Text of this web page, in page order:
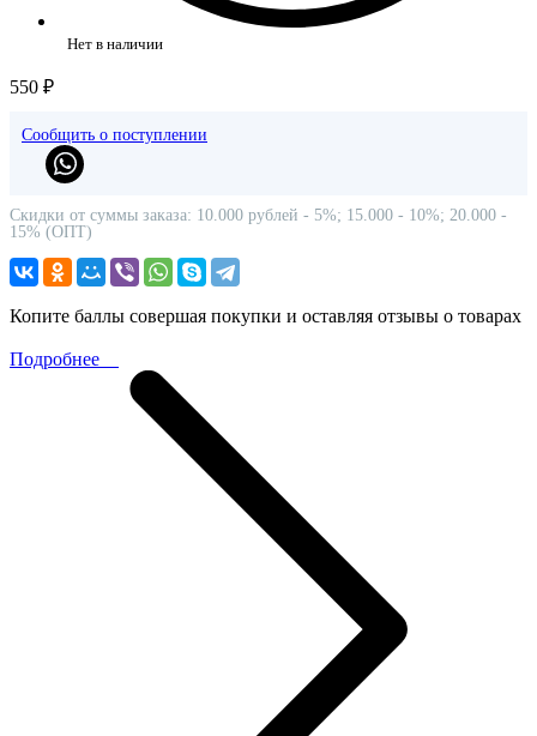
Нет в наличии
550 ₽
Сообщить о поступлении
Скидки от суммы заказа: 10.000 рублей - 5%; 15.000 - 10%; 20.000 -
15% (ОПТ)
Копите баллы совершая покупки и оставляя отзывы о товарах
Подробнее